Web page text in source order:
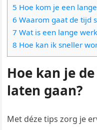
5 Hoe kom je een
6 Waarom gaat de tijd
7 Wat is een lange
8 Hoe kan ik sneller
Hoe kan je
laten gaan?
Met déze tips zorg je